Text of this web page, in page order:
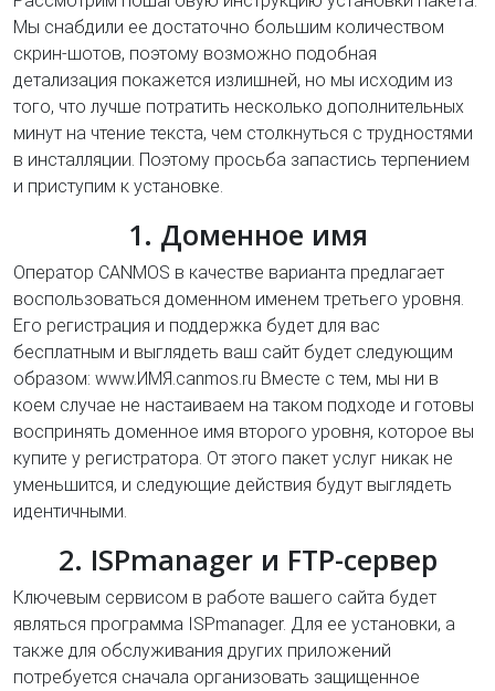
Мы снабдили ее достаточно большим количеством
скрин-шотов, поэтому возможно подобная
детализация покажется излишней, но мы исходим из
того, что лучше потратить несколько дополнительных
минут на чтение текста, чем столкнуться с трудностями
в инсталляции. Поэтому просьба запастись терпением
и приступим к установке.
1. Доменное имя
Оператор CANMOS в качестве варианта предлагает
воспользоваться доменном именем третьего уровня.
Его регистрация и поддержка будет для вас
бесплатным и выглядеть ваш сайт будет следующим
образом: www.ИМЯ.canmos.ru Вместе с тем, мы ни в
коем случае не настаиваем на таком подходе и готовы
воспринять доменное имя второго уровня, которое вы
купите у регистратора. От этого пакет услуг никак не
уменьшится, и следующие действия будут выглядеть
идентичными.
2. ISPmanager и FTP-сервер
Ключевым сервисом в работе вашего сайта будет
являться программа ISPmanager. Для ее установки, а
также для обслуживания других приложений
потребуется сначала организовать защищенное